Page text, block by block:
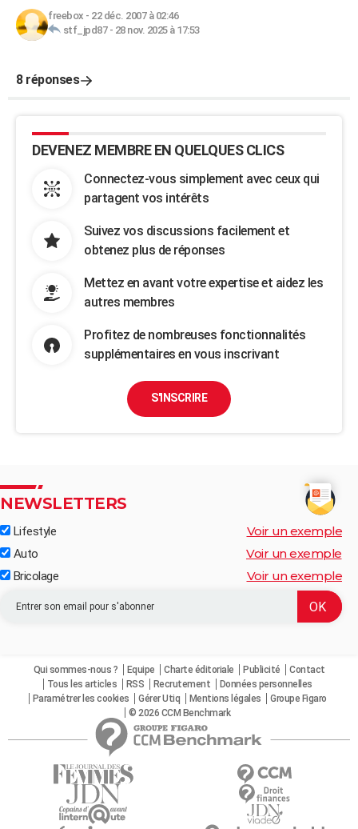
freebox - 22 déc. 2007 à 02:46
stf_jpd87- 28 nov. 2025 à 17:53
8 réponses
DEVENEZ MEMBRE EN QUELQUES CLICS
Connectez-vous simplement avec ceux qui
partagent vos intérêts
Suivez vos discussions facilement et
obtenez plus de réponses
Mettez en avant votre expertise et aidez les
autres membres
Profitez de nombreuses fonctionnalités
supplémentaires en vous inscrivant
S'INSCRIRE
NEWSLETTERS
Lifestyle Voir un exemple
Auto Voir un exemple
Bricolage Voir un exemple
Qui sommes-nous ? Equipe Charte éditoriale Publicité
Contact
Tous les articles
RSS Recrutement
Données personnelles
Paramétrer les cookies
Gérer Utiq Mentions légales
Groupe Figaro
© 2026 CCM Benchmark